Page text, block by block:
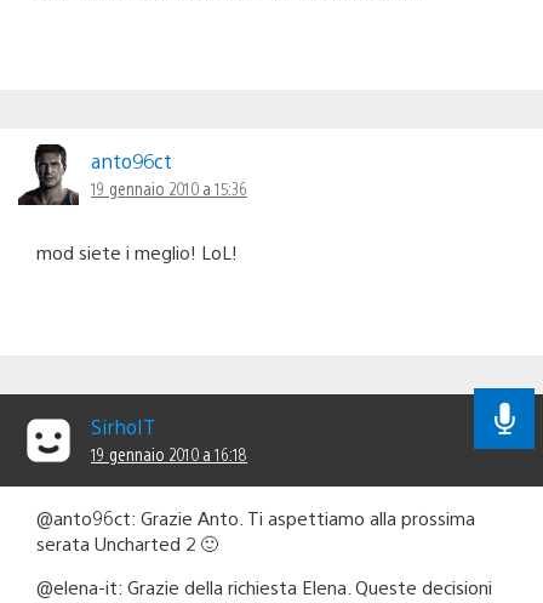
anto96ct
19 gennaio 2010 a 15:36
mod siete i meglio! LoL!
SirhoIT
19 gennaio 2010 a 16:18
@anto96ct: Grazie Anto. Ti aspettiamo alla prossima
serata Uncharted 2 🙂
@elena-it: Grazie della richiesta Elena. Queste decisioni